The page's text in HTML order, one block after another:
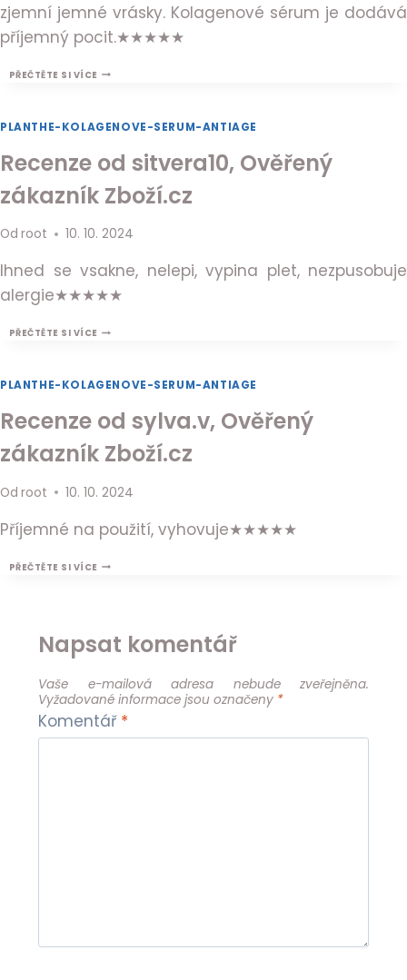
zjemní jemné vrásky. Kolagenové sérum je dodává
příjemný pocit.★★★★★
PŘEČTĚTE SI VÍCE RECENZE
ZÁKAZNÍK
PLANTHE-KOLAGENOVE-SERUM-ANTIAGE
Recenze od sitvera10, Ověřený
zákazník Zboží.cz
Od root 10. 10. 2024
Ihned se vsakne, nelepi, vypina plet, nezpusobuje
alergie★★★★★
PŘEČTĚTE SI VÍCE RECENZE
ZÁKAZNÍK
PLANTHE-KOLAGENOVE-SERUM-ANTIAGE
Recenze od sylva.v, Ověřený
zákazník Zboží.cz
Od root 10. 10. 2024
Příjemné na použití, vyhovuje★★★★★
PŘEČTĚTE SI VÍCE RECENZE
Napsat komentář
Vaše e-mailová adresa nebude zveřejněna.
Vyžadované informace jsou označeny *
Komentář *